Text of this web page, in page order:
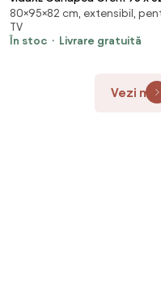
80 cm țesătură
80×95×82 cm, extensibil,
TV
În stoc
Livrare gratuită
Vezi